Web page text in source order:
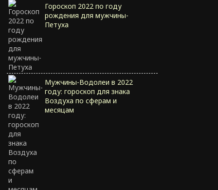
Гороскоп 2022 по году
рождения для мужчины-
Петуха
Мужчины-Водолеи в 2022
году: гороскоп для знака
Воздуха по сферам и
месяцам